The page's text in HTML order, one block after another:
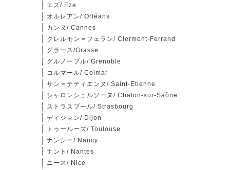
エズ/ Eze
オルレアン/ Orléans
カンヌ/ Cannes
クレルモン＝フェラン/ Clermont-Ferrand
グラース/Grasse
グルノーブル/ Grenoble
コルマール/ Colmar
サン＝テティエンヌ/ Saint-Etienne
シャロンシュルソーヌ/ Chalon-sur-Saône
ストラスブール/ Strasbourg
ディジョン/ Dijon
トゥールーズ/ Toulouse
ナンシー/ Nancy
ナント/ Nantes
ニース/ Nice